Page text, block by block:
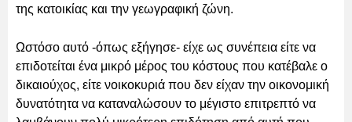
της κατοικίας και την γεωγραφική ζώνη.
Ωστόσο αυτό -όπως εξήγησε- είχε ως συνέπεια είτε να
επιδοτείται ένα μικρό μέρος του κόστους που κατέβαλε ο
δικαιούχος, είτε νοικοκυριά που δεν είχαν την οικονομική
δυνατότητα να καταναλώσουν το μέγιστο επιτρεπτό να